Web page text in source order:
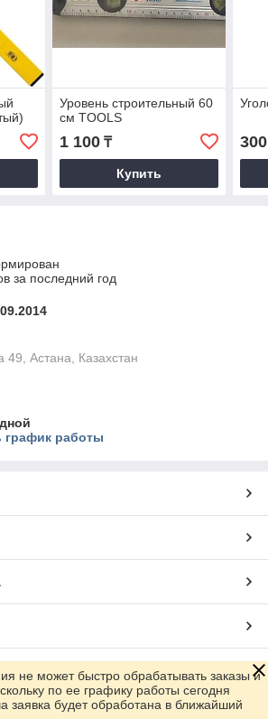
Уровень строительный 60
см TOOLS
1 100₸
Купить
300
за последний год
Астана, Казахстан
график работы
Satu.kz
не может быстро обрабатывать заказы и
по ее графику работы сегодня
заявка будет обработана в ближайший